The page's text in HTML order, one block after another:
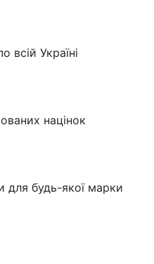
всій Україні
націнок
для будь-якої марки